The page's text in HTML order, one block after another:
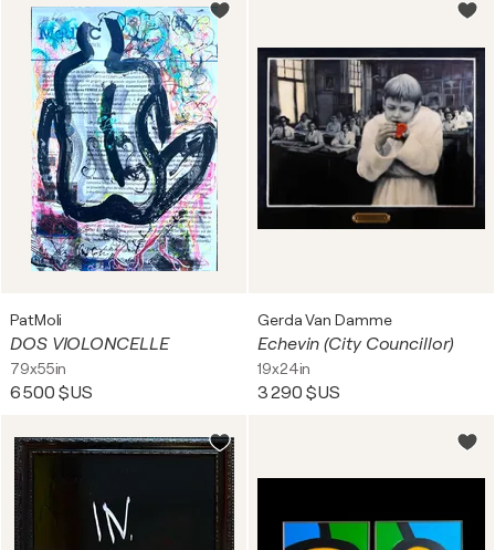
PatMoli
DOS VIOLONCELLE
79x55in
6 500 $US
Gerda Van Damme
Echevin (City Councillor)
19x24in
3 290 $US